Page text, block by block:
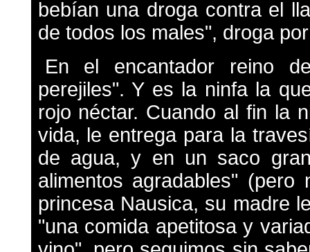
bebían una droga contra el
de todos los males", droga
En el encantador reino
perejiles". Y es la ninfa la
rojo néctar. Cuando al fin la
vida, le entrega para la
de agua, y en un saco
alimentos agradables"
princesa Nausica, su madre
"una comida apetitosa y